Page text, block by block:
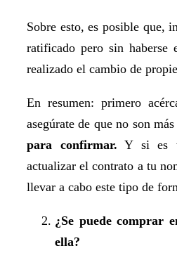
Sobre esto, es posible que,
ratificado pero sin haberse
realizado el cambio de
En resumen: primero
asegúrate de que no son
para confirmar. Y si es
actualizar el contrato a tu
llevar a cabo este tipo de
¿Se puede comprar
ella?